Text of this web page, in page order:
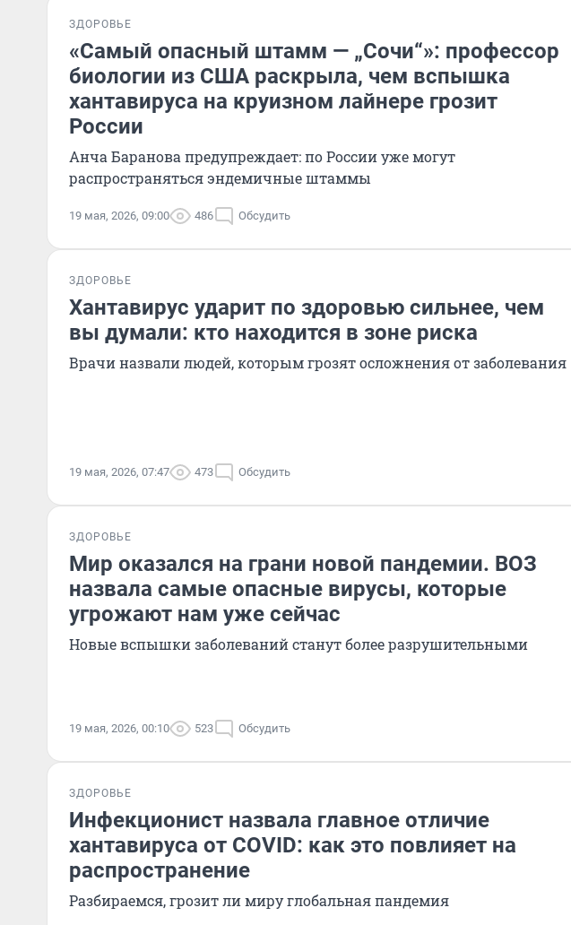
ЗДОРОВЬЕ
«Самый опасный штамм — „Сочи“»: профессор
биологии из США раскрыла, чем вспышка
хантавируса на круизном лайнере грозит
России
Анча Баранова предупреждает: по России уже могут
распространяться эндемичные штаммы
19 мая, 2026, 09:00 486 Обсудить
ЗДОРОВЬЕ
Хантавирус ударит по здоровью сильнее, чем
вы думали: кто находится в зоне риска
Врачи назвали людей, которым грозят осложнения от заболевания
19 мая, 2026, 07:47 473 Обсудить
ЗДОРОВЬЕ
Мир оказался на грани новой пандемии. ВОЗ
назвала самые опасные вирусы, которые
угрожают нам уже сейчас
Новые вспышки заболеваний станут более разрушительными
19 мая, 2026, 00:10 523 Обсудить
ЗДОРОВЬЕ
Инфекционист назвала главное отличие
хантавируса от COVID: как это повлияет на
распространение
Разбираемся, грозит ли миру глобальная пандемия